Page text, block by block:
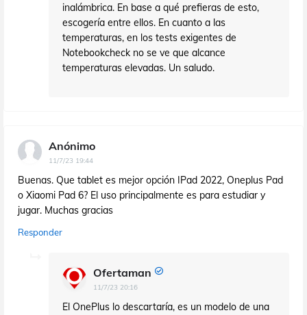
inalámbrica. En base a qué prefieras de esto,
escogería entre ellos. En cuanto a las
temperaturas, en los tests exigentes de
Notebookcheck no se ve que alcance
temperaturas elevadas. Un saludo.
Anónimo
11/7/23 19:44
Buenas. Que tablet es mejor opción IPad 2022, Oneplus Pad
o Xiaomi Pad 6? El uso principalmente es para estudiar y
jugar. Muchas gracias
Responder
Ofertaman
11/7/23 20:16
El OnePlus lo descartaría, es un modelo de una